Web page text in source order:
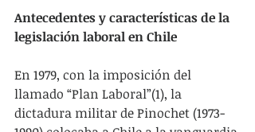
Antecedentes y características de la
legislación laboral en Chile
En 1979, con la imposición del
llamado “Plan Laboral”(1), la
dictadura militar de Pinochet (1973-